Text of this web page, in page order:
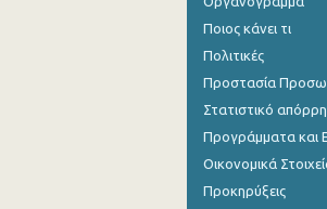
Ποιος κάνει τι
Πολιτικές
Προστασία
Στατιστικό
Προγράμματα και
Οικονομικά
Προκηρύξεις